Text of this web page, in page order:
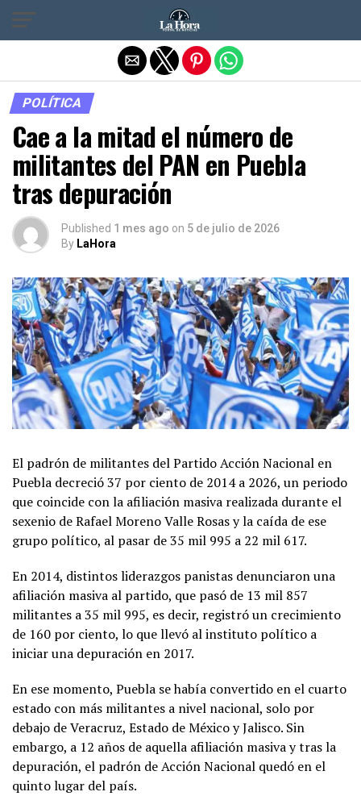
POLÍTICA
Cae a la mitad el número de
militantes del PAN en Puebla
tras depuración
Published 1 mes ago on 5 de julio de 2026
By LaHora
El padrón de militantes del Partido Acción Nacional en
Puebla decreció 37 por ciento de 2014 a 2026, un periodo
que coincide con la afiliación masiva realizada durante el
sexenio de Rafael Moreno Valle Rosas y la caída de ese
grupo político, al pasar de 35 mil 995 a 22 mil 617.
En 2014, distintos liderazgos panistas denunciaron una
afiliación masiva al partido, que pasó de 13 mil 857
militantes a 35 mil 995, es decir, registró un crecimiento
de 160 por ciento, lo que llevó al instituto político a
iniciar una depuración en 2017.
En ese momento, Puebla se había convertido en el cuarto
estado con más militantes a nivel nacional, solo por
debajo de Veracruz, Estado de México y Jalisco. Sin
embargo, a 12 años de aquella afiliación masiva y tras la
depuración, el padrón de Acción Nacional quedó en el
quinto lugar del país.
Salir de la versión móvil